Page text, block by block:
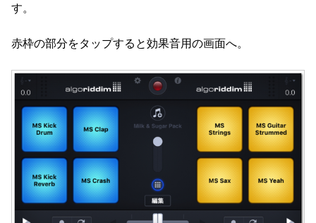
す。
赤枠の部分をタップすると効果音用の画面へ。